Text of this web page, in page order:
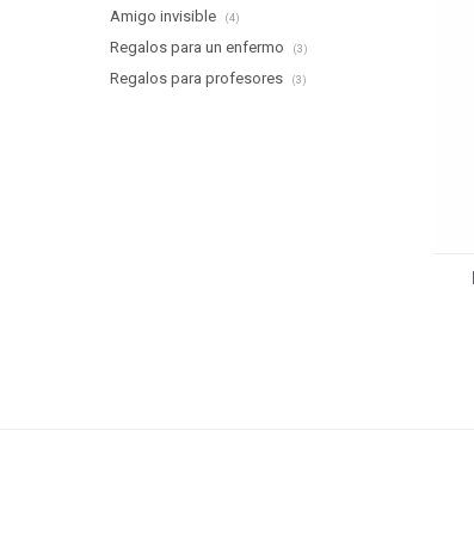
Amigo invisible (4)
Regalos para un enfermo (3)
Regalos para profesores (3)